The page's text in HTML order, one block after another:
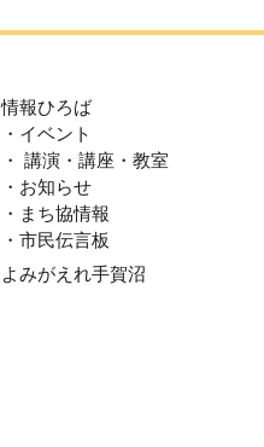
情報ひろば
・イベント
・ 講演・講座・教室
・お知らせ
・まち協情報
・市民伝言板
よみがえれ手賀沼